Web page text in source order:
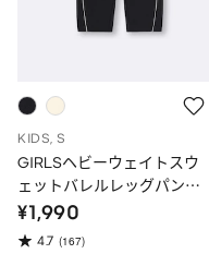
KIDS, S
GIRLSヘビーウェイトスウ
ェットバレルレッグパンツ
JR
¥1,990
4.7 (167)